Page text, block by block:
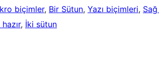
biçimler, Bir Sütun, Yazı biçimleri,
, İki sütun